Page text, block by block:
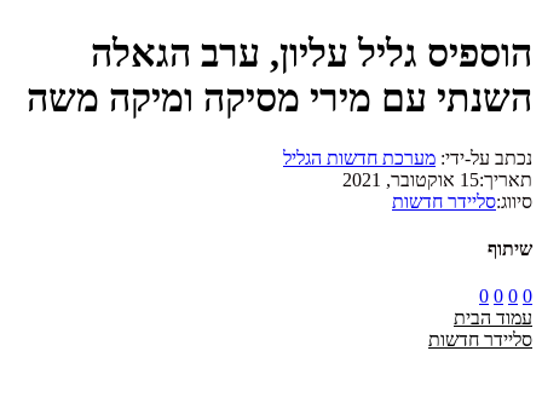
הוספיס גליל עליון, ערב הגאלה
השנתי עם מירי מסיקה ומיקה משה
נכתב על-ידי: מערכת חדשות הגליל
תאריך:15 אוקטובר, 2021
סיווג:סליידר חדשות
שיתוף
0
0
0
0
עמוד הבית
סליידר חדשות